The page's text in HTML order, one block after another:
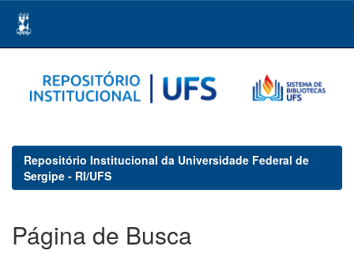
navigation
Repositório Institucional da Universidade Federal de
Sergipe - RI/UFS
Página de Busca